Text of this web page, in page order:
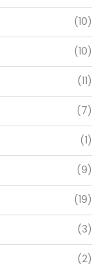
(10)
(10)
(11)
(7)
(1)
(9)
(19)
(3)
(2)